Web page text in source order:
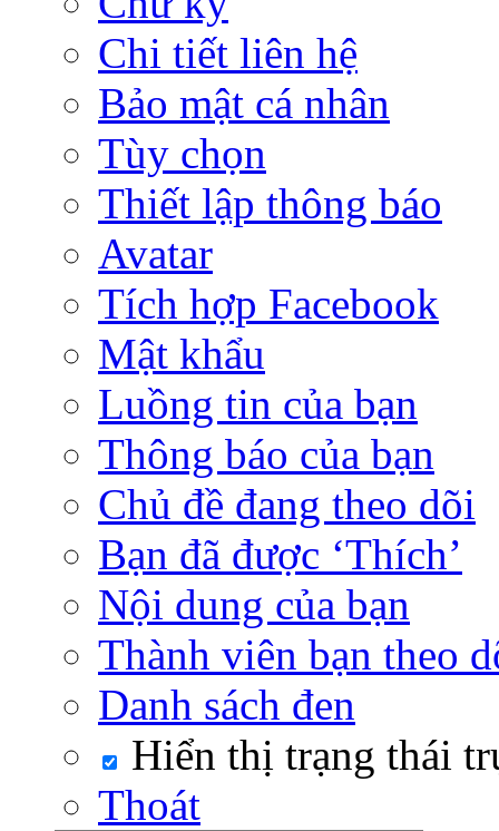
Chi tiết liên hệ
Bảo mật cá nhân
Tùy chọn
Thiết lập thông báo
Avatar
Tích hợp Facebook
Mật khẩu
Luồng tin của bạn
Thông báo của bạn
Chủ đề đang theo dõi
Bạn đã được ‘Thích’
Nội dung của bạn
Thành viên bạn theo
Danh sách đen
Hiển thị trạng thái
Thoát